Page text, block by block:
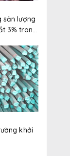
sản lượng
3% trong
khởi